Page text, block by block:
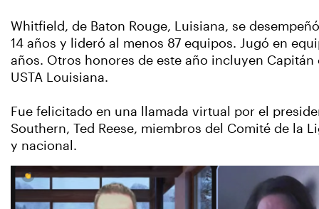
Whitfield, de Baton Rouge, Luisiana, se
14 años y lideró al menos 87 equipos. Jugó en
años. Otros honores de este año incluyen Capitán
USTA Louisiana.
Fue felicitado en una llamada virtual por el
Southern, Ted Reese, miembros del Comité de la
y nacional.